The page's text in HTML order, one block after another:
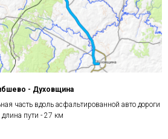
- Духовщина
часть вдоль асфальтированной авто дороги
длина пути - 27 км